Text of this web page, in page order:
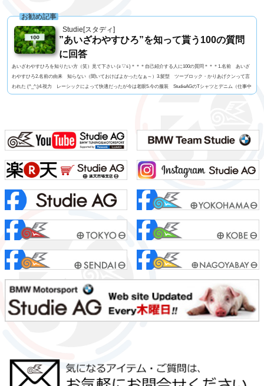
Studie[スタディ]
お勧め記事
”あいざわやすひろ”を知って貰う100の質問
に回答
あいざわやすひろを知りたい方（笑）見て下さい (≧▽≦)＊＊＊自己紹介する人に100の質問＊＊＊1.名前 あいざ
わやすひろ2.名前の由来 知らない（聞いておけばよかったなぁ～）3.髪型 ツーブロック・かりあげクンって言
われた (^_^;)4.視力 レーシックによって快適だったが今は老眼5.今の服装 StudieAGのTシャツとデニム（仕事中